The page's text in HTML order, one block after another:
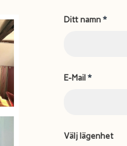
Ditt namn*
E-Mail*
Välj lägenhet